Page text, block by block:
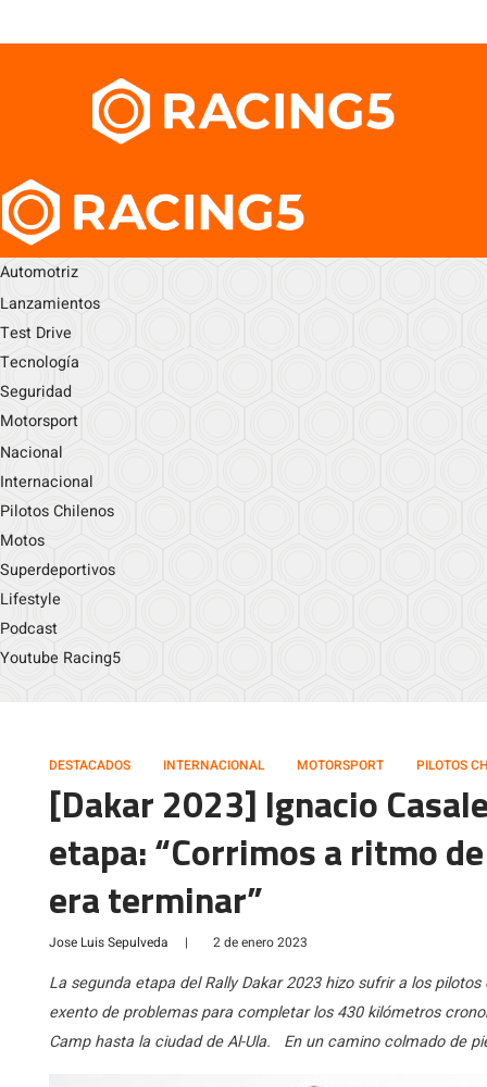
Automotriz
Lanzamientos
Test Drive
Tecnología
Seguridad
Motorsport
Nacional
Internacional
Pilotos Chilenos
Motos
Superdeportivos
Lifestyle
Podcast
Youtube Racing5
DESTACADOS INTERNACIONAL MOTORSPORT PILOTOS
[Dakar 2023] Ignacio
etapa: “Corrimos a ritmo
era terminar”
Jose Luis Sepulveda | 2 de enero 2023
La segunda etapa del Rally Dakar 2023 hizo sufrir a los
exento de problemas para completar los 430 kilómetros
Camp hasta la ciudad de Al-Ula. En un camino colmado de